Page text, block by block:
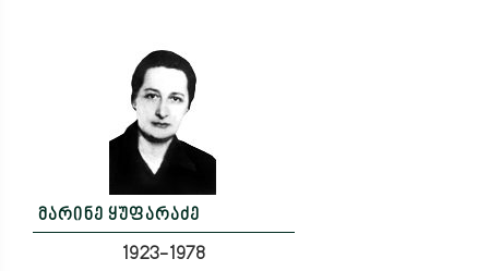
მარინე ყუფარაძე
1923-1978